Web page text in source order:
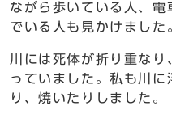
ながら歩いている人、
でいる人も見かけました
川には死体が折り重な
っていました。私も川
り、焼いたりしました。